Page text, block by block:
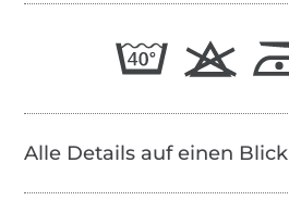
Alle Details auf einen Blick